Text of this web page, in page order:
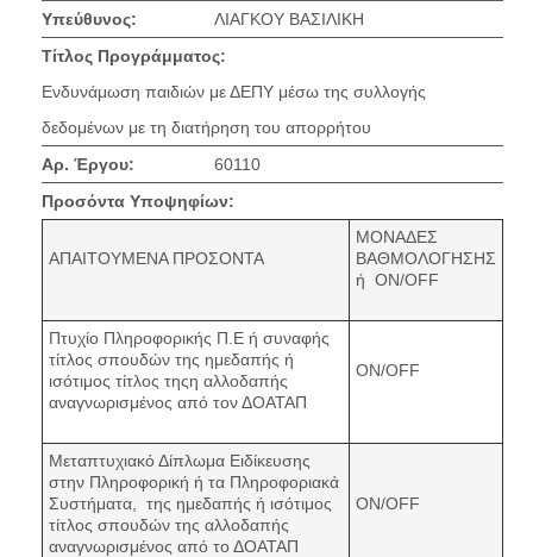
Υπεύθυνος:
ΛΙΑΓΚΟΥ ΒΑΣΙΛΙΚΗ
Τίτλος Προγράμματος:
Ενδυνάμωση παιδιών με ΔΕΠΥ μέσω της συλλογής
δεδομένων με τη διατήρηση του απορρήτου
Αρ. Έργου:
60110
Προσόντα Υποψηφίων:
ΑΠΑΙΤΟΥΜΕΝΑ ΠΡΟΣΟΝΤΑ
ΜΟΝΑΔΕΣ
ΒΑΘΜΟΛΟΓΗΣΗΣ
ή ON/OFF
Πτυχίο Πληροφορικής Π.Ε ή συναφής
τίτλος σπουδών της ημεδαπής ή
ισότιμος τίτλος τηςη αλλοδαπής
αναγνωρισμένος από τον ΔΟΑΤΑΠ
ON/OFF
Μεταπτυχιακό Δίπλωμα Ειδίκευσης
στην Πληροφορική ή τα Πληροφοριακά
Συστήματα, της ημεδαπής ή ισότιμος
τίτλος σπουδών της αλλοδαπής
αναγνωρισμένος από το ΔΟΑΤΑΠ
ON/OFF